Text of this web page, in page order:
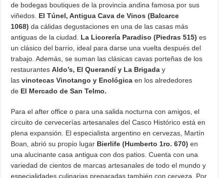
de bodegas boutiques de la provincia andina famosa por sus
viñedos. El Túnel, Antigua Cava de Vinos (Balcarce
1068) da cálidas degustaciones en una de las casas más
antiguas de la ciudad. La Licorería Paradiso (Piedras 515) es
un clásico del barrio, ideal para darse una vuelta después del
trabajo. Además, se suman las clásicas cavas porteñas de los
restaurantesAldo’s, El Querandí y La Brigada y
lasvinotecas Vinotango y Enológica en los alrededores
de El Mercado de San Telmo.
Para el after office o para una salida nocturna con amigos, el
circuito de cervecerías artesanales del Casco Histórico está en
plena expansión. El especialista argentino en cervezas, Martín
Boan, abrió su propio lugar Bierlife (Humberto 1ro. 670) en
una alucinante casa antigua con dos patios. Cuenta con una
variedad de cientos de marcas artesanales de todo el mundo y
especialidades culinarias preparadas también con cerveza. Por